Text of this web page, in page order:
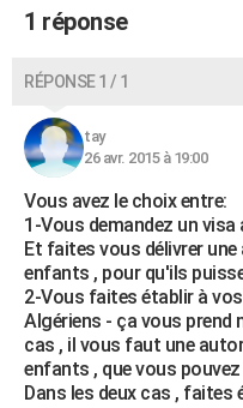
DICTIONNAIRE
S'inscrire
Se connecter
Lycées
Collèges
Primaires
Universités
Entreprises
Service militaire
Avis de recherche
AVIS DE DÉCÈS
FORUM
Bricolage
Lifestyle
Culture
SportAuto
Television
Voyage
Cinema
1 réponse
RÉPONSE 1 / 1
tay
26 avr. 2015 à 19:00
Vous avez le choix entre:
1-Vous demandez un
Et faites vous délivrer
enfants , pour qu'ils
2-Vous faites établir à
Algériens - ça vous prend
cas , il vous faut une
enfants , que vous
Dans les deux cas ,